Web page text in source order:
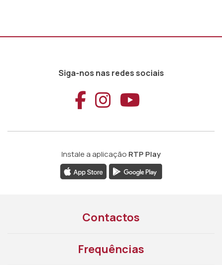
Siga-nos nas redes sociais
Aceder ao
Aceder ao
Aceder
Instale a aplicação RTP Play
Contactos
Frequências